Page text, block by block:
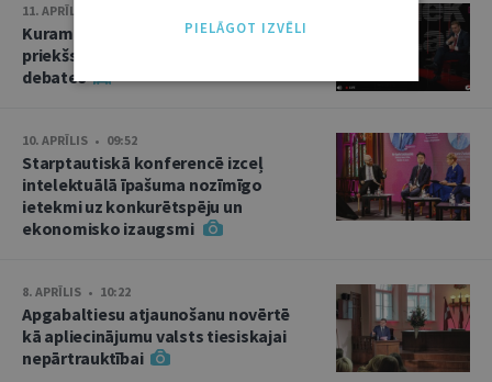
11. APRĪLIS • 15:02
Kuram jābūt Augstākās tiesas
priekšsēdētājam? Kandidātu
debates
10. APRĪLIS • 09:52
Starptautiskā konferencē izceļ
intelektuālā īpašuma nozīmīgo
ietekmi uz konkurētspēju un
ekonomisko izaugsmi
8. APRĪLIS • 10:22
Apgabaltiesu atjaunošanu novērtē
kā apliecinājumu valsts tiesiskajai
nepārtrauktībai
PIELĀGOT IZVĒLI